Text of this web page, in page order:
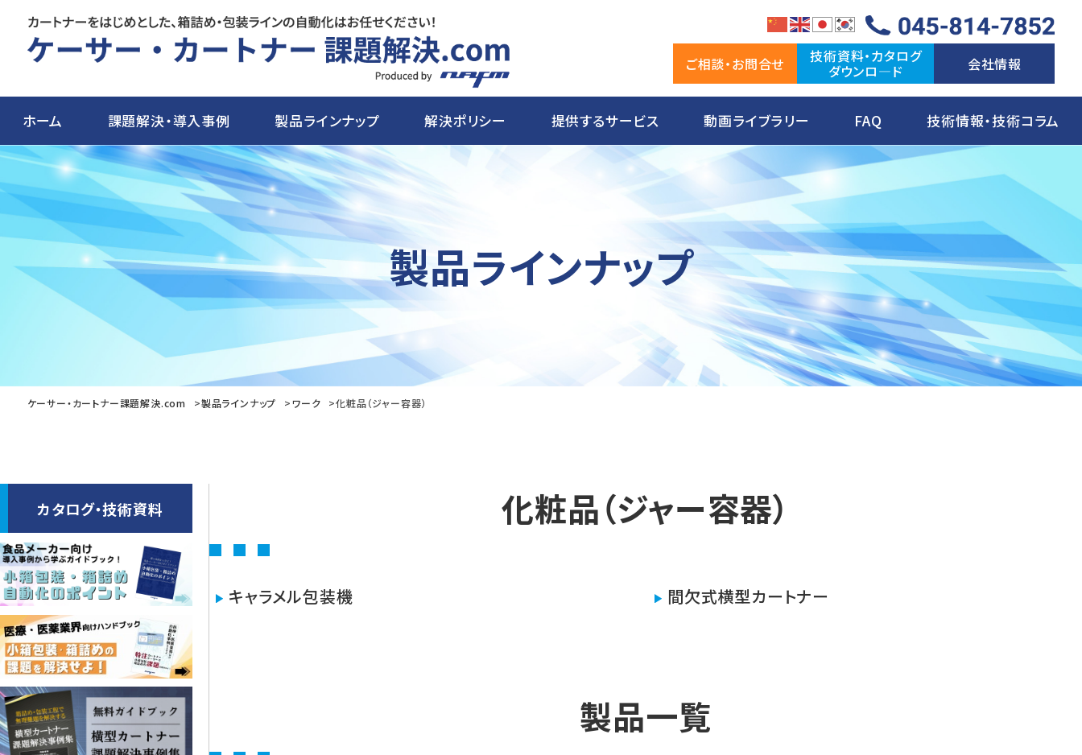
ご相談・お問合せ 技術資料・カタログ
ダウンロ―ド 会社情報
ホーム 課題解決・導入事例 製品ラインナップ 解決ポリシー 提供するサービス 動画ライブラリー FAQ 技術情報・技術コラム
製品ラインナップ
ケーサー・カートナー課題解決.com 製品ラインナップ ワーク 化粧品（ジャー容器）
化粧品（ジャー容器）
キャラメル包装機 間欠式横型カートナー
製品一覧
カタログ・技術資料